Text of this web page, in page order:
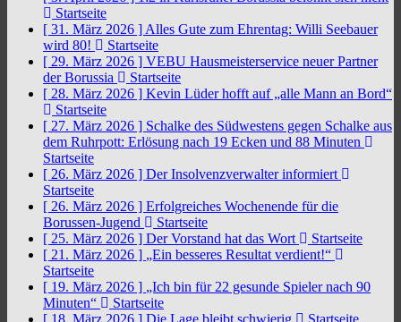
Startseite
[ 31. März 2026 ] Alles Gute zum Ehrentag: Willi Seebauer
wird 80!
Startseite
[ 29. März 2026 ] VEBU Hausmeisterservice neuer Partner
der Borussia
Startseite
[ 28. März 2026 ] Kevin Lüder hofft auf „alle Mann an Bord“
Startseite
[ 27. März 2026 ] Schalke des Südwestens gegen Schalke aus
dem Ruhrpott: Erlösung nach 19 Ecken und 88 Minuten
Startseite
[ 26. März 2026 ] Der Insolvenzverwalter informiert
Startseite
[ 26. März 2026 ] Erfolgreiches Wochenende für die
Borussen-Jugend
Startseite
[ 25. März 2026 ] Der Vorstand hat das Wort
Startseite
[ 21. März 2026 ] „Ein besseres Resultat verdient!“
Startseite
[ 19. März 2026 ] „Ich bin für 22 gesunde Spieler nach 90
Minuten“
Startseite
[ 18. März 2026 ] Die Lage bleibt schwierig
Startseite